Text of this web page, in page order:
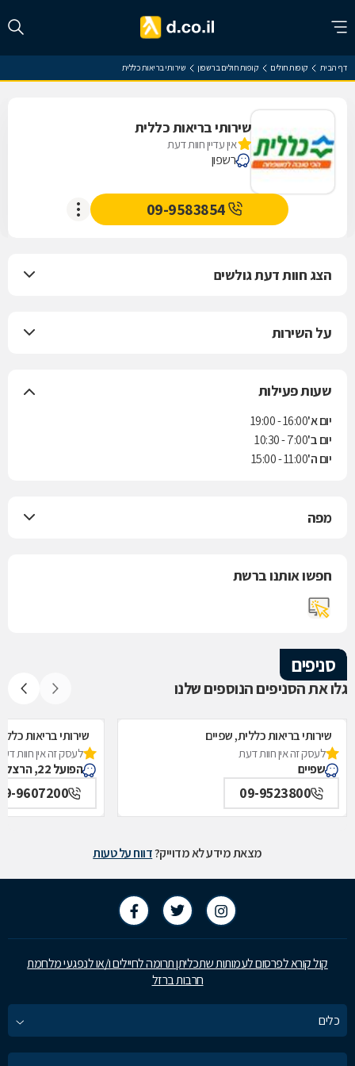
דף הבית קופות חולים קופות חולים ברשפון שירותי בריאות כללית
שירותי בריאות כללית
אין עדיין חוות דעת
רשפון
09-9583854
הצג חוות דעת גולשים
על השירות
שעות פעילות
יום א'16:00 - 19:00
יום ב'7:00 - 10:30
יום ה'11:00 - 15:00
מפה
חפשו אותנו ברשת
סניפים
גלו את הסניפים הנוספים שלנו
שירותי בריאות כללית, שפיים
לעסק זה אין חוות דעת
שפיים
09-9523800
שירותי בריאות
לעסק זה אין חוות
הפועל 22, הרצליה
9607200
מצאת מידע לא מדוייק?דווח על טעות
קול קורא לפרסום לעמותות שתכליתן תרומה לחיילים ו/או לנפגעי מלחמת
חרבות ברזל
כלים